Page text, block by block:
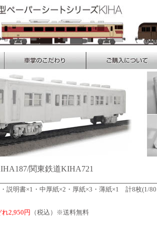
関東鉄道KIHA721
説明書×1・中厚紙×2・厚紙×3・薄紙×1 計8枚(1/80
れ2,950円 （税込）※送料無料